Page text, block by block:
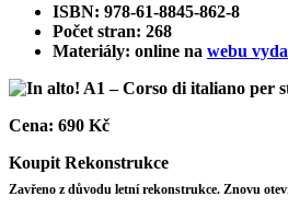
ISBN: 978-61-8845-862-8
Počet stran: 268
Materiály: online na webu
Cena: 690 Kč
Koupit Rekonstrukce
Zavřeno z důvodu letní rekonstrukce. Znovu